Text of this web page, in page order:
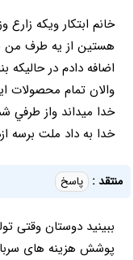
خانم ابتكار ويكه
خدا به داد ملت برسه
منتقد : پاسخ
ببینید دوستان وقتی
پوشش هزینه های